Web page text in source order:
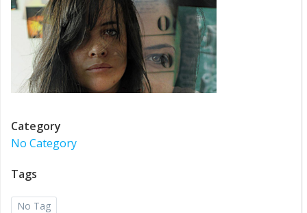
Category
No Category
Tags
No Tag